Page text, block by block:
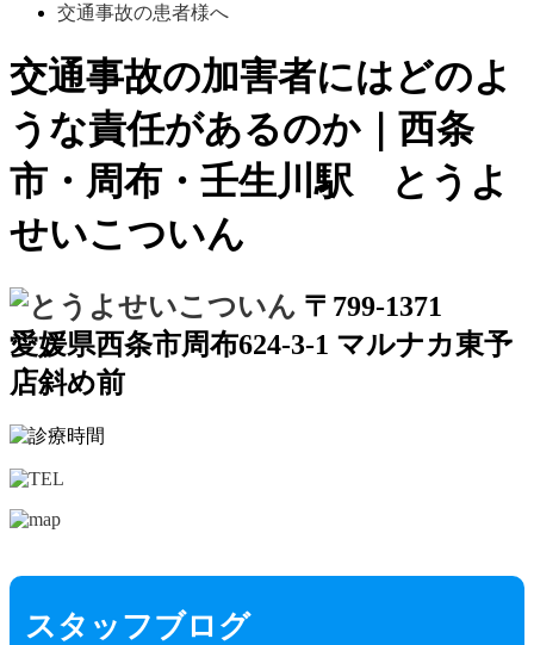
交通事故の患者様へ
交通事故の加害者にはどのよ
うな責任があるのか｜西条
市・周布・壬生川駅 とうよ
せいこついん
〒799-1371
愛媛県西条市周布624-3-1 マルナカ東予
店斜め前
スタッフブログ